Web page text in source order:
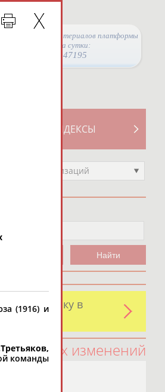
Просмотры материалов платформы
за сутки:
47195
СВОДНЫЕ ИНДЕКСЫ
тип организаций
либо ошибку в
изменений
(1916) и
команды